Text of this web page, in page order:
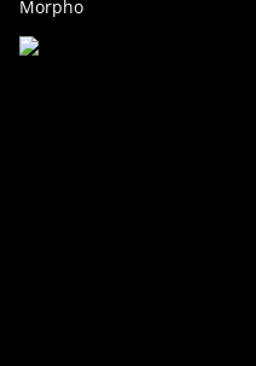
Morpho